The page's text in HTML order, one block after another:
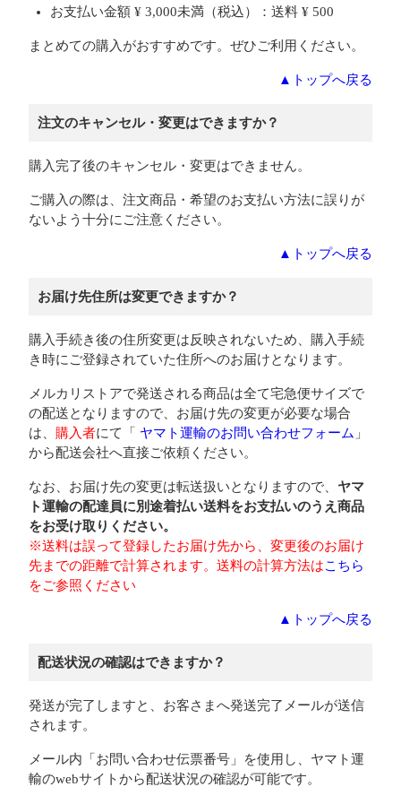
お支払い金額 ¥ 3,000未満（税込）：送料 ¥ 500
まとめての購入がおすすめです。ぜひご利用ください。
▲トップへ戻る
注文のキャンセル・変更はできますか？
購入完了後のキャンセル・変更はできません。
ご購入の際は、注文商品・希望のお支払い方法に誤りが
ないよう十分にご注意ください。
▲トップへ戻る
お届け先住所は変更できますか？
購入手続き後の住所変更は反映されないため、購入手続
き時にご登録されていた住所へのお届けとなります。
メルカリストアで発送される商品は全て宅急便サイズで
の配送となりますので、お届け先の変更が必要な場合
は、 購入者にて「 ヤマト運輸のお問い合わせフォーム 」
から配送会社へ直接ご依頼ください。
なお、お届け先の変更は転送扱いとなりますので、 ヤマ
ト運輸の配達員に別途着払い送料をお支払いのうえ商品
をお受け取りください。
※送料は誤って登録したお届け先から、変更後のお届け
先までの距離で計算されます。送料の計算方法はこちら
をご参照ください
▲トップへ戻る
配送状況の確認はできますか？
発送が完了しますと、お客さまへ発送完了メールが送信
されます。
メール内「お問い合わせ伝票番号」を使用し、ヤマト運
輸のwebサイトから配送状況の確認が可能です。